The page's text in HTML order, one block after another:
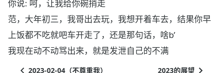
你说: 呵，让我给你碗捎走
范，大年初三，我哥出去玩，我想开着车去，结果你早
上饭都不吃就吧车开走了，还是那句话，啥b’
我现在动不动骂出来，就是发泄自己的不满
2023-02-04（不尊重我） 2023的展望